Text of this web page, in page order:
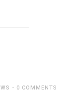
0 COMMENTS